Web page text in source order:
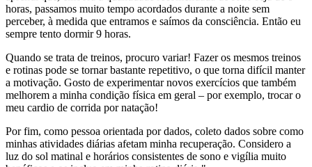
horas, passamos muito tempo acordados durante a noite sem
perceber, à medida que entramos e saímos da consciência. Então eu
sempre tento dormir 9 horas.
Quando se trata de treinos, procuro variar! Fazer os mesmos treinos
e rotinas pode se tornar bastante repetitivo, o que torna difícil manter
a motivação. Gosto de experimentar novos exercícios que também
melhorem a minha condição física em geral – por exemplo, trocar o
meu cardio de corrida por natação!
Por fim, como pessoa orientada por dados, coleto dados sobre como
minhas atividades diárias afetam minha recuperação. Considero a
luz do sol matinal e horários consistentes de sono e vigília muito